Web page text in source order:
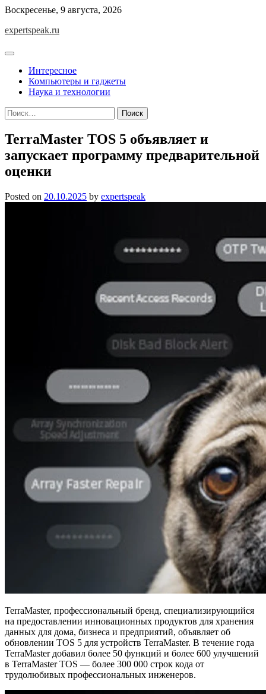
Skip
content
Воскресенье, 9 августа, 2026
expertspeak.ru
Интересное
Компьютеры и гаджеты
Наука и технологии
Найти:
TerraMaster TOS 5 объявляет и
запускает программу предварительной
оценки
Posted on 20.10.2025 by expertspeak
TerraMaster, профессиональный бренд, специализирующийся
на предоставлении инновационных продуктов для хранения
данных для дома, бизнеса и предприятий, объявляет об
обновлении TOS 5 для устройств TerraMaster. В течение года
TerraMaster добавил более 50 функций и более 600 улучшений
в TerraMaster TOS — более 300 000 строк кода от
трудолюбивых профессиональных инженеров.